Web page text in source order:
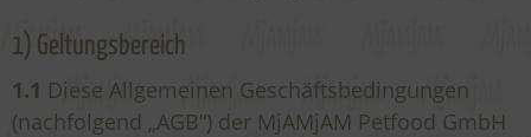
1) Geltungsbereich
1.1 Diese Allgemeinen Geschäftsbedingungen
(nachfolgend „AGB“) der MjAMjAM Petfood GmbH